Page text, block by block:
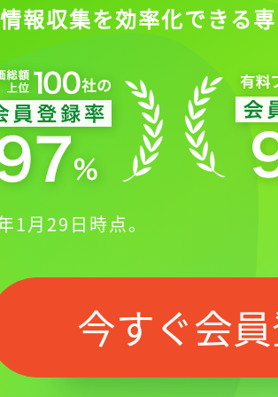
報収集を効率化できる
1月29日時点。
今すぐ会